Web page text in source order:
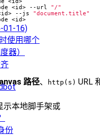
01-16)
使用哪个
器）
份
<id> --url "/"
--js "document.title"
<id>
路径、 http(s) URL
示本地脚手架或